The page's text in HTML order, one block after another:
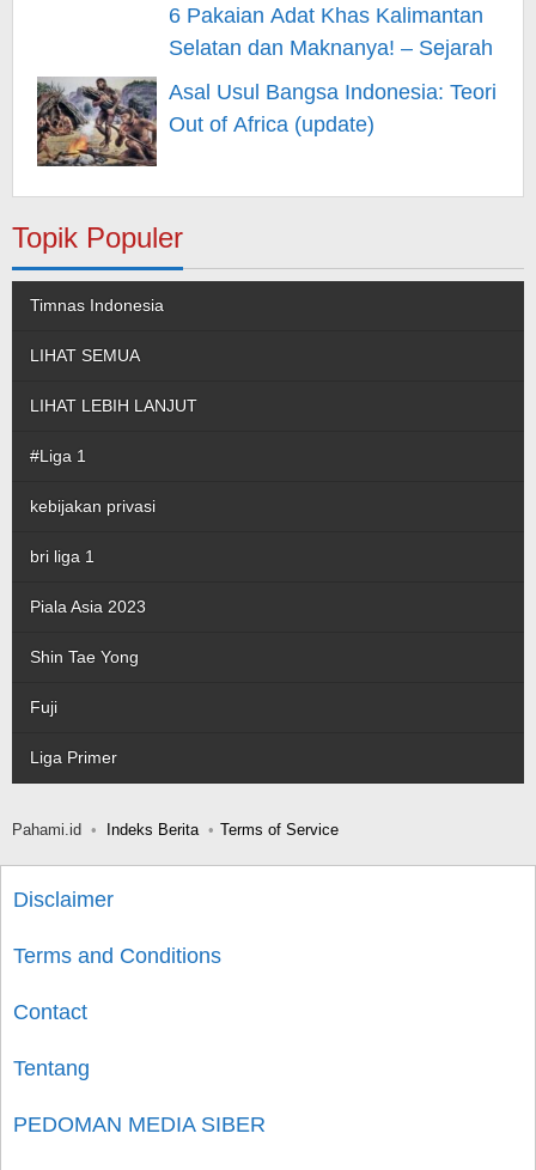
6 Pakaian Adat Khas Kalimantan
Selatan dan Maknanya! – Sejarah
Asal Usul Bangsa Indonesia: Teori
Out of Africa (update)
Topik Populer
Timnas Indonesia
LIHAT SEMUA
LIHAT LEBIH LANJUT
#Liga 1
kebijakan privasi
bri liga 1
Piala Asia 2023
Shin Tae Yong
Fuji
Liga Primer
Pahami.id Indeks Berita Terms of Service
Disclaimer
Terms and Conditions
Contact
Tentang
PEDOMAN MEDIA SIBER